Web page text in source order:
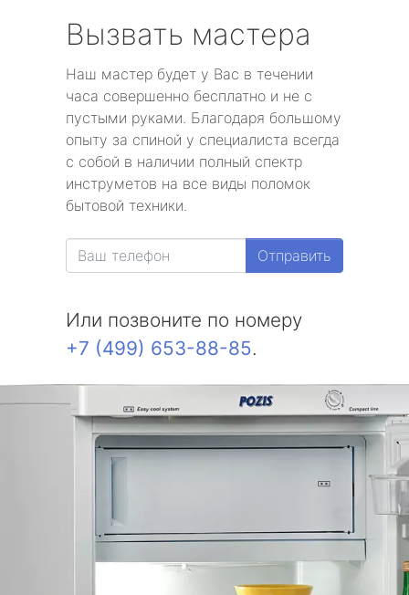
Вызвать мастера
Наш мастер будет у Вас в течении
часа совершенно бесплатно и не с
пустыми руками. Благодаря большому
опыту за спиной у специалиста всегда
с собой в наличии полный спектр
инструметов на все виды поломок
бытовой техники.
Отправить
Или позвоните по номеру
+7 (499) 653-88-85.